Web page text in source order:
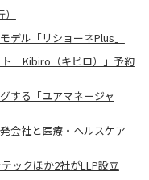
デル「リショーネPlus」
「Kibiro（キビロ）」予約
する「ユアマネージャ
会社と医療・ヘルスケア
ックほか2社がLLP設立